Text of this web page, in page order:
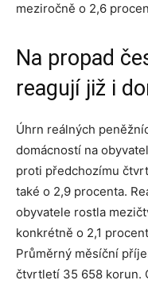
meziročně o 2,6
Na propad
reagují již i
Úhrn reálných
domácností na
proti předchozímu
také o 2,9 procenta.
obyvatele rostla
konkrétně o 2,1
Průměrný měsíční
čtvrtletí 35 658 korun.